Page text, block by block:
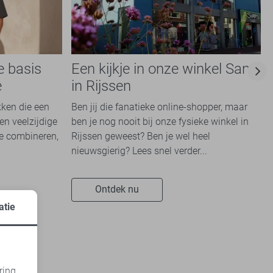
basis
die een
veelzijdige
combineren,
Een kijkje in onze winkel Sans
in Rijssen
Ben jij die fanatieke online-shopper, maar
ben je nog nooit bij onze fysieke winkel in
Rijssen geweest? Ben je wel heel
nieuwsgierig? Lees snel verder...
Ontdek nu